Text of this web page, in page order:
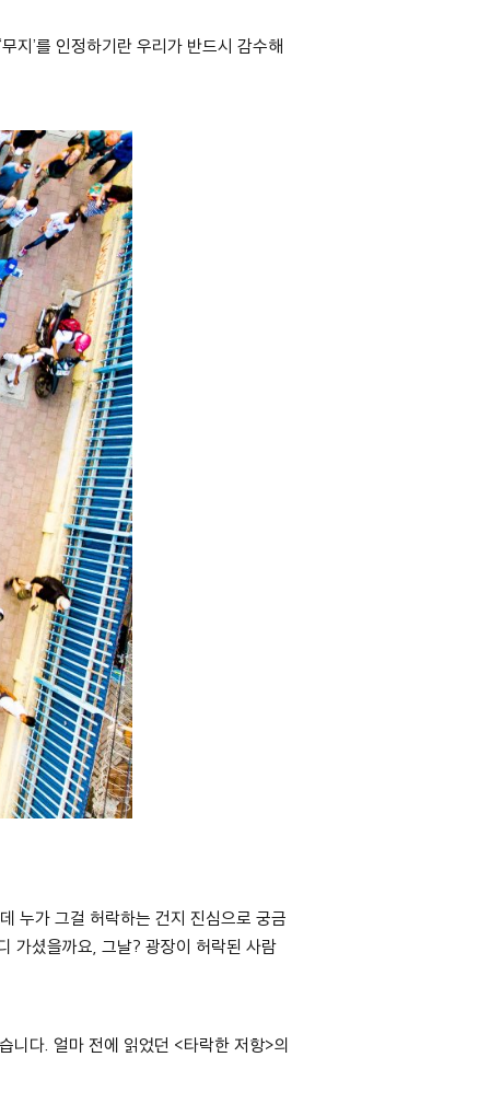
. ‘무지’를 인정하기란 우리가 반드시 감수해
누가 그걸 허락하는 건지 진심으로 궁금
가셨을까요, 그날?광장이 허락된 사람
니다 .얼마 전에 읽었던 <타락한 저항>의